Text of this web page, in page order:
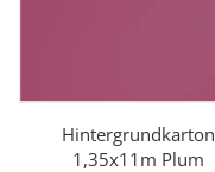
Hintergrundkarton
1,35x11m Plum